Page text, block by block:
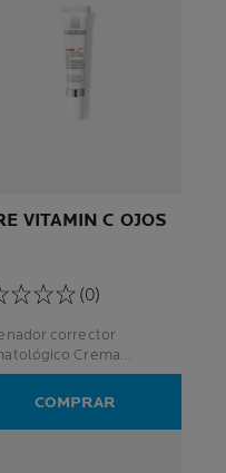
VITAMIN C OJOS
(0)
corrector
Crema
intensiva Piel
COMPRAR